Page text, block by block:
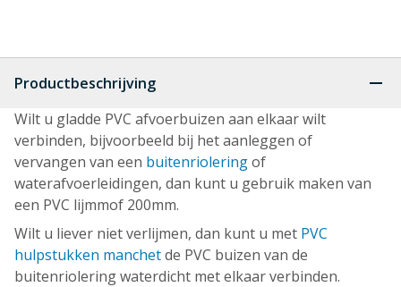
Productbeschrijving
Wilt u gladde PVC afvoerbuizen aan elkaar wilt
verbinden, bijvoorbeeld bij het aanleggen of
vervangen van een buitenrioleringof
waterafvoerleidingen, dan kunt u gebruik maken van
een PVC lijmmof 200mm.
Wilt u liever niet verlijmen, dan kunt u met PVC
hulpstukken manchetde PVC buizen van de
buitenriolering waterdicht met elkaar verbinden.